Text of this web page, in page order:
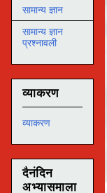
Tube
सामान्य ज्ञान
सामान्य ज्ञान
प्रश्नावली
व्याकरण
व्याकरण
दैनंदिन
अभ्यासमाला